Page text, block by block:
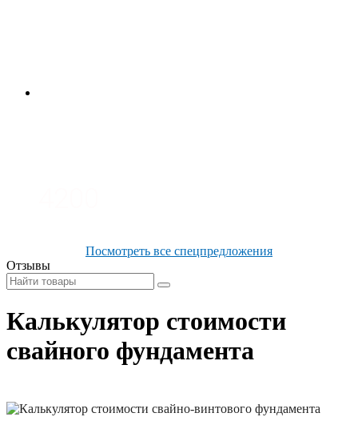
Посмотреть все спецпредложения
Отзывы
Калькулятор стоимости
свайного фундамента